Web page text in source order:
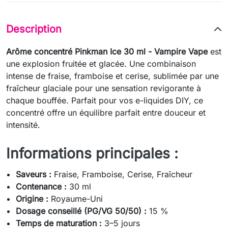
Description
Arôme concentré Pinkman Ice 30 ml - Vampire Vapeest
une explosion fruitée et glacée. Une combinaison
intense de fraise, framboise et cerise, sublimée par une
fraîcheur glaciale pour une sensation revigorante à
chaque bouffée. Parfait pour vos e-liquides DIY, ce
concentré offre un équilibre parfait entre douceur et
intensité.
Informations principales :
Saveurs : Fraise, Framboise, Cerise, Fraîcheur
Contenance : 30 ml
Origine : Royaume-Uni
Dosage conseillé (PG/VG 50/50) : 15 %
Temps de maturation : 3–5 jours